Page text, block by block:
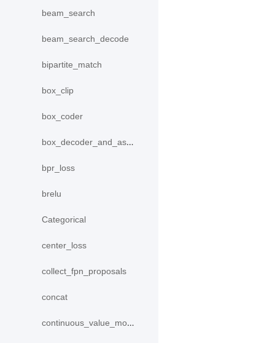
beam_search
beam_search_decode
bipartite_match
box_clip
box_coder
box_decoder_and_assign
bpr_loss
brelu
Categorical
center_loss
collect_fpn_proposals
concat
continuous_value_model